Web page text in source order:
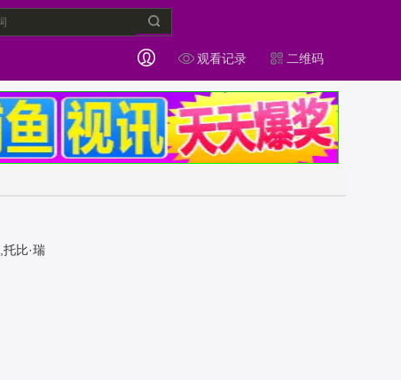
二维码
观看记录
比·瑞
西姆,